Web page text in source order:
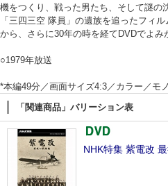
機をつくり、戦った男たち、そして謎の
「三四三空 隊員」の遺族を追ったフィ
から、さらに30年の時を経てDVDでよみ
○1979年放送
*本編49分／画面サイズ4:3／カラー／モ
「関連商品」バリーション表
NHK特集 紫電改